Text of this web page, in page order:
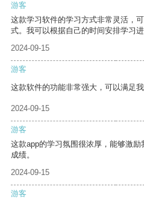
游客
这款学习软件的学习方式非常灵活，
式。我可以根据自己的时间安排学习进
2024-09-15
游客
这款软件的功能非常强大，可以满足我
2024-09-15
游客
这款app的学习氛围很浓厚，能够激
成绩。
2024-09-15
游客